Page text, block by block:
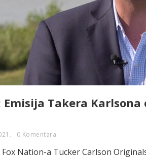
Emisija Takera
0 Komentara
Nation-a Tucker Carlson